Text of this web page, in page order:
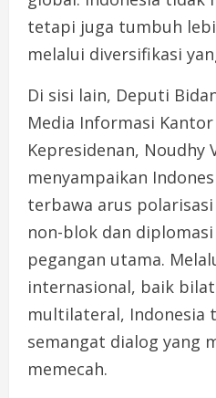
tetapi juga tumbuh
melalui diversifikasi
Di sisi lain, Deputi
Media Informasi
Kepresidenan, Noudhy
menyampaikan
terbawa arus
non-blok dan
pegangan utama.
internasional, baik
multilateral, Indonesia
semangat dialog yang
memecah.